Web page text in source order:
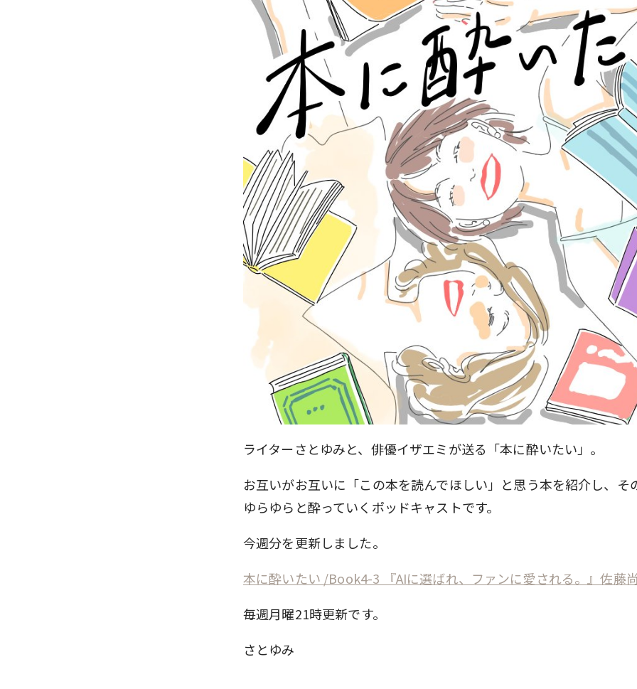
ライターさとゆみと、俳優イザエミが送る「本に酔いたい」。
お互いがお互いに「この本を読んでほしい」と思う本を紹介し、そ
ゆらゆらと酔っていくポッドキャストです。
今週分を更新しました。
本に酔いたい /Book4-3 『AIに選ばれ、ファンに愛される。』佐藤
毎週月曜21時更新です。
さとゆみ